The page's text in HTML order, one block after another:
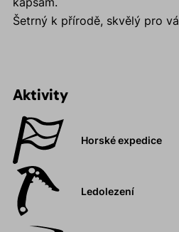
Šetrný k přírodě, skvělý pro
Aktivity
Horské expedice
Ledolezení